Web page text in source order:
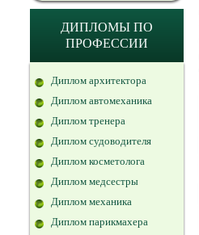
ДИПЛОМЫ ПО
ПРОФЕССИИ
Диплом архитектора
Диплом автомеханика
Диплом тренера
Диплом судоводителя
Диплом косметолога
Диплом медсестры
Диплом механика
Диплом парикмахера